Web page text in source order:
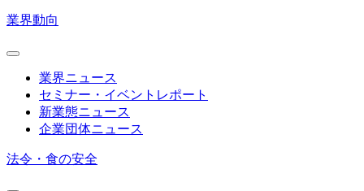
業界動向
業界ニュース
セミナー・イベントレポート
新業態ニュース
企業団体ニュース
法令・食の安全